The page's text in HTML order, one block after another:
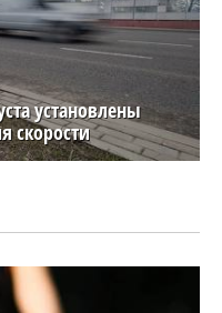
установлены
скорости